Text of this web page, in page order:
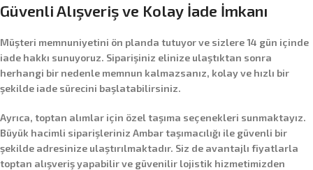
Güvenli Alışveriş ve Kolay İade İmkanı
Müşteri memnuniyetini ön planda tutuyor ve sizlere14 gün içinde
iade hakkı sunuyoruz. Siparişiniz elinize ulaştıktan sonra
herhangi bir nedenle memnun kalmazsanız, kolay ve hızlı bir
şekilde iade sürecini başlatabilirsiniz.
Ayrıca, toptan alımlar için özel taşıma seçenekleri sunmaktayız.
Büyük hacimli siparişleriniz Ambar taşımacılığı ile güvenli bir
şekilde adresinize ulaştırılmaktadır. Siz de avantajlı fiyatlarla
toptan alışveriş yapabilir ve güvenilir lojistik hizmetimizden